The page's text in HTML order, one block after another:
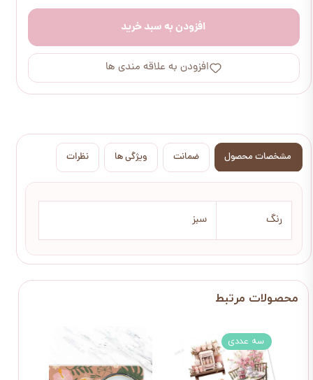
افزودن به سبد خرید
افزودن به علاقه مندی ها
مشخصات محصول ضمانت ویژگی ها نظرات
رنگ سبز
سه عددی